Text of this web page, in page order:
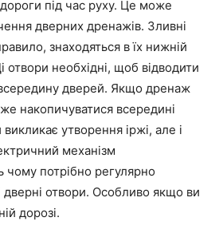
під час руху. Це може
дверних дренажів. Зливні
знаходяться в їх нижній
отвори необхідні, щоб відводити
дверей. Якщо дренаж
накопичуватися всередині
утворення іржі, але і
механізм
чому потрібно регулярно
дверні отвори. Особливо якщо ви
дорозі.